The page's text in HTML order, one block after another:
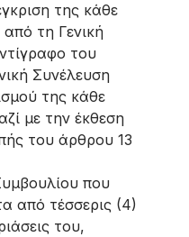
της κάθε
από τη Γενική
του
Συνέλευση
της κάθε
με την έκθεση
του άρθρου 13
που
από τέσσερις (4)
του,